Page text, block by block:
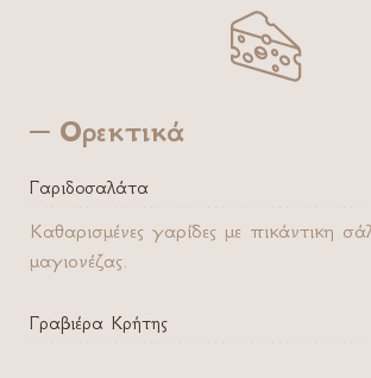

Ορεκτικά
Γαριδοσαλάτα
Καθαρισμένες γαρίδες με πικάντικη
μαγιονέζας.
Γραβιέρα Κρήτης